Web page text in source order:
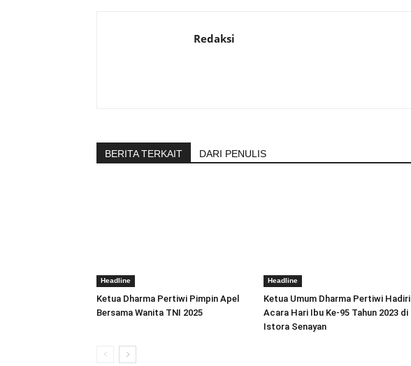
Redaksi
BERITA TERKAIT DARI PENULIS
Headline
Ketua Dharma Pertiwi Pimpin Apel
Bersama Wanita TNI 2025
Headline
Ketua Umum Dharma Pertiwi Hadiri
Acara Hari Ibu Ke-95 Tahun 2023 di
Istora Senayan